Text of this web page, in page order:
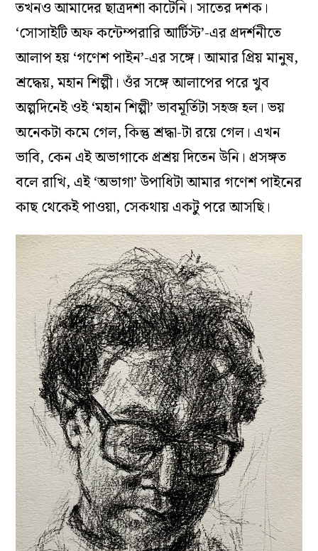
তখনও আমাদের ছাত্রদশা কাটেনি। সাতের দশক।
‘সোসাইটি অফ কন্টেম্পরারি আর্টিস্ট’-এর প্রদর্শনীতে
আলাপ হয় ‘গণেশ পাইন’-এর সঙ্গে। আমার প্রিয় মানুষ,
শ্রদ্ধেয়, মহান শিল্পী। ওঁর সঙ্গে আলাপের পরে খুব
অল্পদিনেই ওই ‘মহান শিল্পী’ ভাবমূর্তিটা সহজ হল। ভয়
অনেকটা কমে গেল, কিন্তু শ্রদ্ধা-টা রয়ে গেল। এখন
ভাবি, কেন এই অভাগাকে প্রশ্রয় দিতেন উনি। প্রসঙ্গত
বলে রাখি, এই ‘অভাগা’ উপাধিটা আমার গণেশ পাইনের
কাছ থেকেই পাওয়া, সেকথায় একটু পরে আসছি।